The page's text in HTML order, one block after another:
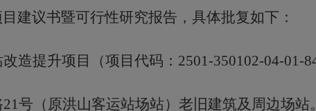
建议书暨可行性研究报告 ，具体批复如下：
造提升项目（项目代码： 2501-350102-04-01-
21号（原洪山客运站场站）老旧建筑及周边场站。